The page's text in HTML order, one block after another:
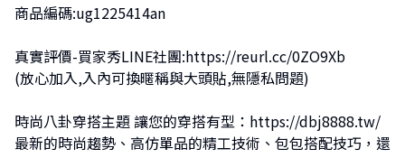
商品編碼:ug1225414an
真實評價-買家秀LINE社團:https://reurl.cc/0ZO9Xb
(放心加入,入內可換暱稱與大頭貼,無隱私問題)
時尚八卦穿搭主題 讓您的穿搭有型： https://dbj8888.tw/
最新的時尚趨勢、高仿單品的精工技術、包包搭配技巧，還